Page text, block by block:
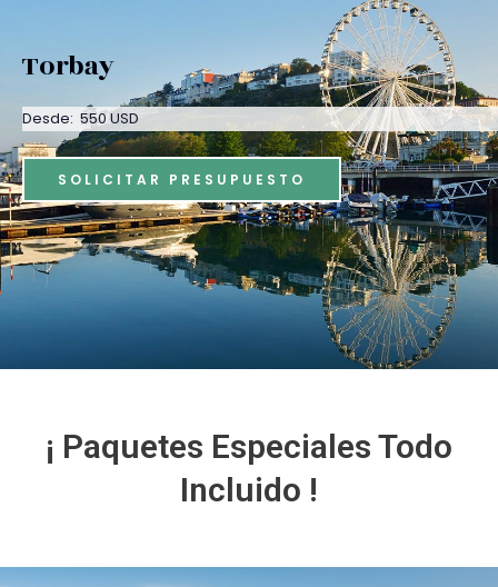
Torbay
Desde: 550 USD
SOLICITAR PRESUPUESTO
¡ Paquetes Especiales Todo
Incluido !